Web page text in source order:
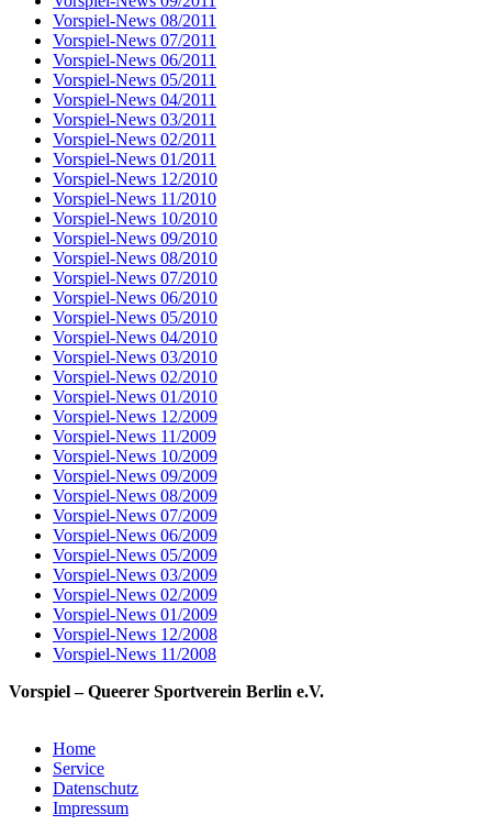
Vorspiel-News 08/2011
Vorspiel-News 07/2011
Vorspiel-News 06/2011
Vorspiel-News 05/2011
Vorspiel-News 04/2011
Vorspiel-News 03/2011
Vorspiel-News 02/2011
Vorspiel-News 01/2011
Vorspiel-News 12/2010
Vorspiel-News 11/2010
Vorspiel-News 10/2010
Vorspiel-News 09/2010
Vorspiel-News 08/2010
Vorspiel-News 07/2010
Vorspiel-News 06/2010
Vorspiel-News 05/2010
Vorspiel-News 04/2010
Vorspiel-News 03/2010
Vorspiel-News 02/2010
Vorspiel-News 01/2010
Vorspiel-News 12/2009
Vorspiel-News 11/2009
Vorspiel-News 10/2009
Vorspiel-News 09/2009
Vorspiel-News 08/2009
Vorspiel-News 07/2009
Vorspiel-News 06/2009
Vorspiel-News 05/2009
Vorspiel-News 03/2009
Vorspiel-News 02/2009
Vorspiel-News 01/2009
Vorspiel-News 12/2008
Vorspiel-News 11/2008
Vorspiel – Queerer Sportverein Berlin e.V.
Home
Service
Datenschutz
Impressum